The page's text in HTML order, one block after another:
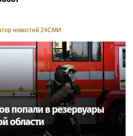
новостей 24СМИ
попали в резервуары
области